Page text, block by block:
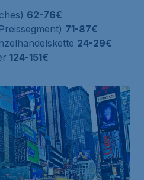
62-76€
71-87€
24-29€
124-151€